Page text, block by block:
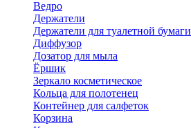
Ведро
Держатели
Держатели для туалетной бумаги
Диффузор
Дозатор для мыла
Ёршик
Зеркало косметическое
Кольца для полотенец
Контейнер для салфеток
Корзина